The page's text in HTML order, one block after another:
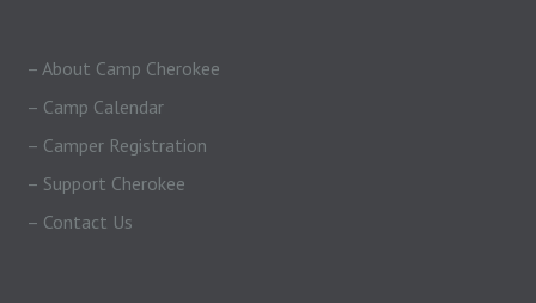
– About Camp Cherokee
– Camp Calendar
– Camper Registration
– Support Cherokee
– Contact Us